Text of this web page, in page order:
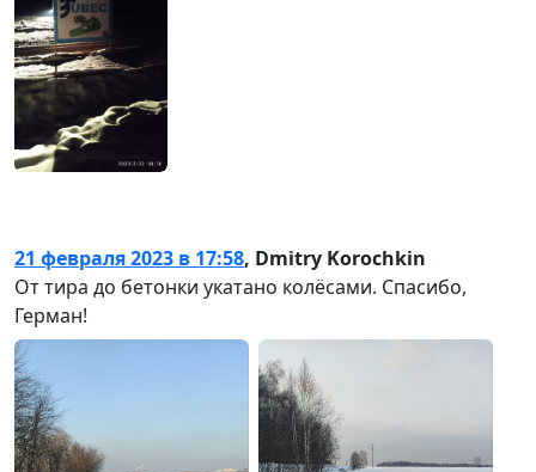
21 февраля 2023 в 17:58, Dmitry Korochkin
От тира до бетонки укатано колёсами. Спасибо,
Герман!